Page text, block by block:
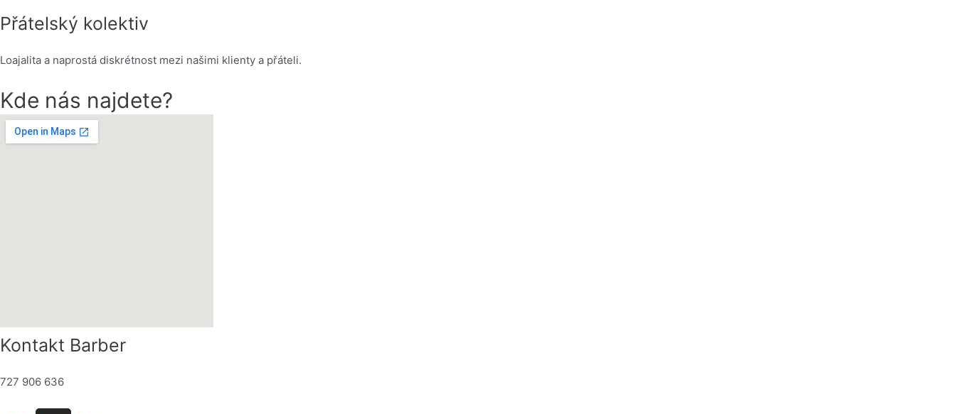
Přátelský kolektiv
Loajalita a naprostá diskrétnost mezi našimi klienty a přáteli.
Kde nás najdete?
Kontakt Barber
727 906 636